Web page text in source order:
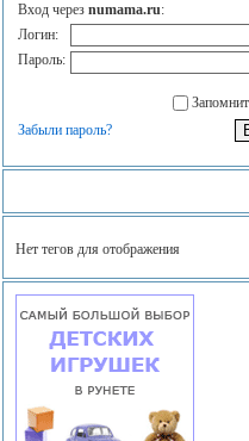
Вход через numama.ru:
Логин:
Пароль:
Забыли пароль?
Нет тегов для отображения